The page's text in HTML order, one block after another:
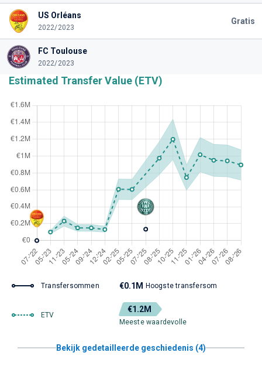
US Orléans
2022/2023
Gratis
FC Toulouse
2022/2023
Estimated Transfer Value (ETV)
Transfersommen €0.1M Hoogste transfersom
ETV
€1.2M
Meeste waardevolle
Bekijk gedetailleerde geschiedenis (4)